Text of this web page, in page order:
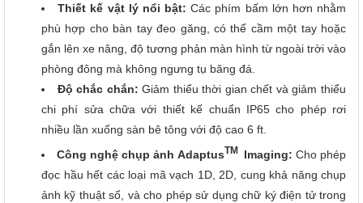
Thiết kế vật lý nổi bật: Các phím bấm lớn hơn nhằm
phù hợp cho bàn tay đeo găng, có thể cầm một tay hoặc
gắn lên xe nâng, độ tương phản màn hình từ ngoài trời vào
phòng đông mà không ngưng tụ băng đá.
Độ chắc chắn: Giảm thiểu thời gian chết và giảm thiểu
chi phí sửa chữa với thiết kế chuẩn IP65 cho phép rơi
nhiều lần xuống sàn bê tông với độ cao 6 ft
Công nghệ chụp ảnh AdaptusTM Imaging: Cho phép
đọc hầu hết các loại mã vạch 1D, 2D, cung khả năng chụp
ảnh kỹ thuật số, và cho phép sử dụng chữ ký điện tử trong